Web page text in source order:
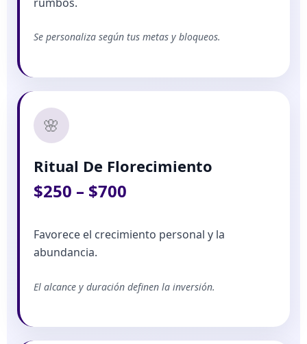
Se personaliza según tus metas y bloqueos.
🌸
Ritual De Florecimiento
$250 – $700
Favorece el crecimiento personal y la
abundancia.
El alcance y duración definen la inversión.